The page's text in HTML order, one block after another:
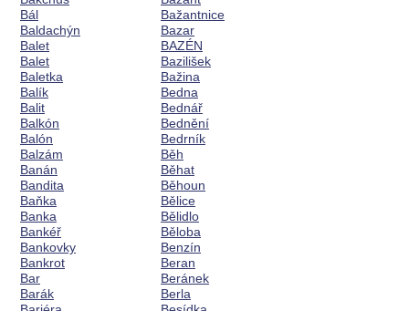
Bál
Baldachýn
Balet
Balet
Baletka
Balík
Balit
Balkón
Balón
Balzám
Banán
Bandita
Baňka
Banka
Bankéř
Bankovky
Bankrot
Bar
Barák
Bažantnice
Bazar
BAZÉN
Bazilišek
Bažina
Bedna
Bednář
Bednění
Bedrník
Běh
Běhat
Běhoun
Bělice
Bělidlo
Běloba
Benzín
Beran
Beránek
Berla